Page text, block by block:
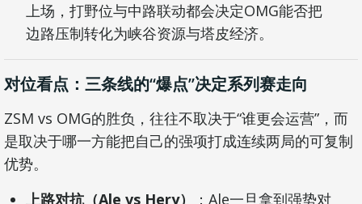
上场，打野位与中路联动都会决定OMG能否把
边路压制转化为峡谷资源与塔皮经济。
对位看点：三条线的“爆点”决定系列赛走向
ZSM vs OMG的胜负，往往不取决于“谁更会运营”，而
是取决于哪一方能把自己的强项打成连续两局的可复制
优势。
上路对抗（Ale vs Hery）
：Ale一旦拿到强势对